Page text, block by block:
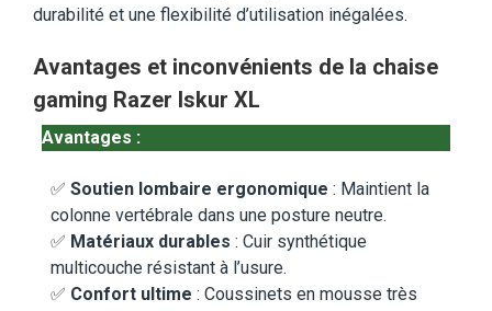
durabilité et une flexibilité d’utilisation inégalées.
Avantages et inconvénients de la chaise
gaming Razer Iskur XL
Avantages :
✅ Soutien lombaire ergonomique : Maintient la
colonne vertébrale dans une posture neutre.
✅ Matériaux durables : Cuir synthétique
multicouche résistant à l’usure.
✅ Confort ultime : Coussinets en mousse très